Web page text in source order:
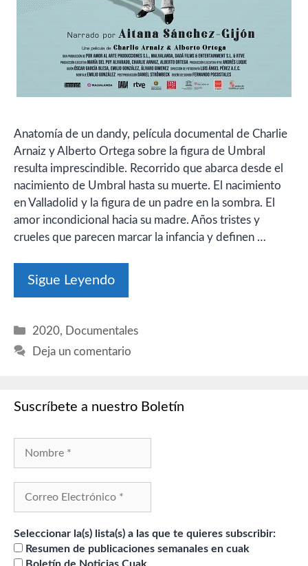
Anatomía de un dandy, película documental de Charlie
Arnaiz y Alberto Ortega sobre la figura de Umbral
resulta imprescindible. Recorrido que abarca desde el
nacimiento de Umbral hasta su muerte. El nacimiento
en Valladolid y la figura de un padre en la sombra. El
amor incondicional hacia su madre. Años tristes y
crueles que parecen marcar la infancia y definen …
Sigue Leyendo
Categorías
2020, Documentales
Deja un comentario
Suscríbete a nuestro Boletín
Seleccionar la(s) lista(s) a las que te quieres subscribir:
Resumen de publicaciones semanales en cuak